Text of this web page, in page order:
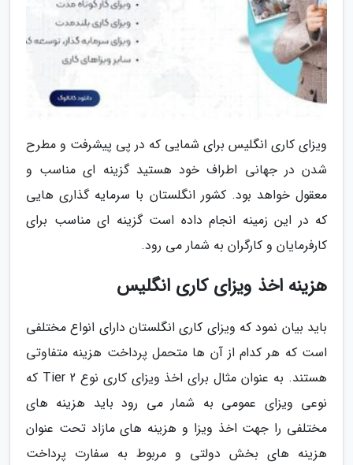
ویزای کاری انگلیس برای شمایی که در پی پیشرفت و مطرح
شدن در جهانی اطراف خود هستید گزینه ای مناسب و
معقول خواهد بود. کشور انگلستان با سرمایه گذاری هایی
که در این زمینه انجام داده است گزینه ای مناسب برای
کارفرمایان و کارگران به شمار می رود.
هزینه اخذ ویزای کاری انگلیس
باید بیان نمود که ویزای کاری انگلستان دارای انواع مختلفی
است که هر کدام از آن ها متحمل پرداخت هزینه متفاوتی
هستند. به عنوان مثال برای اخذ ویزای کاری نوع Tier 2 که
نوعی ویزای عمومی به شمار می رود باید هزینه های
مختلفی را جهت اخذ ویزا و هزینه های مازاد تحت عنوان
هزینه های بخش دولتی و مربوط به سفارت پرداخت